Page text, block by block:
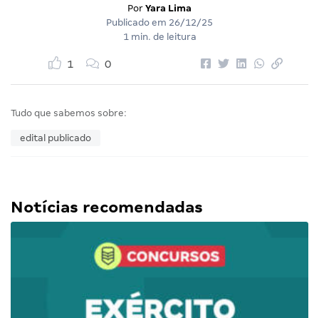
Por Yara Lima
Publicado em 26/12/25
1 min. de leitura
1 0
Tudo que sabemos sobre:
edital publicado
Notícias recomendadas